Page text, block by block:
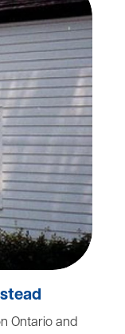
Ontario and